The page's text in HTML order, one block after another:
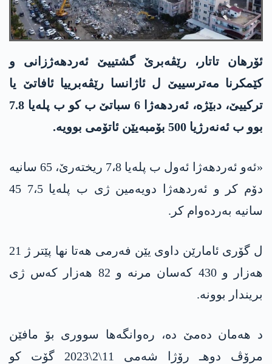
ئۆرهان تاتار، رێڤەبرێ گشتییێ ئەردهەژزانی و
کێمکرنا مەترسییێ ل ئاژانسا رێڤەبرییا ئافاتێ یا
ترکییێ، دبێژه‌، ئەردهەژا 6 سباتێ ب كو ب پله‌یا 7.8
بوو ب ئەنەرژیا 500 بۆمبەیێن ئاتۆمی بوویه‌.
«ئەو ئەردهەژا ئەول ب پله‌یا 7،8 ریختەرێ، 65 سانیە
دۆم کر و ئەردهەژا دویەمین ژی ب پلەیا 7،5 45
سانیە بەردەوام کر.
ل گۆری ئامارێن داوی یێن فەرمی هەتا نها پێتر ژ 21
هەزار و 430 کەسان مرنە و 82 هەزار کەس ژی
بریندار بوونە.
د هەمان دەمێ دە، رەوانگەها سووری بۆ مافێن
مرۆڤ دوهـ رۆژا شه‌می 11\2\2023 گۆت کو